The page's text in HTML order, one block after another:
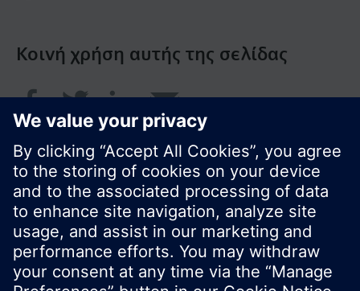
Κοινή χρήση αυτής της σελίδας
© Siemens Greece 2017